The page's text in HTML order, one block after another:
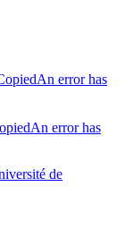
An error has
An error has
de